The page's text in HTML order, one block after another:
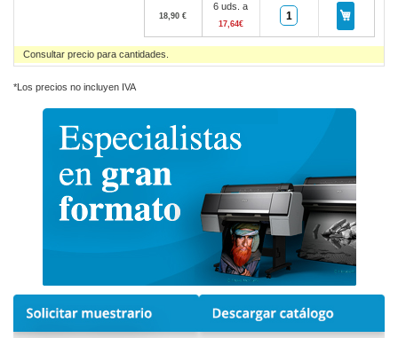
18,90 €
6 uds. a
17,64€
Consultar precio para cantidades.
*Los precios no incluyen IVA